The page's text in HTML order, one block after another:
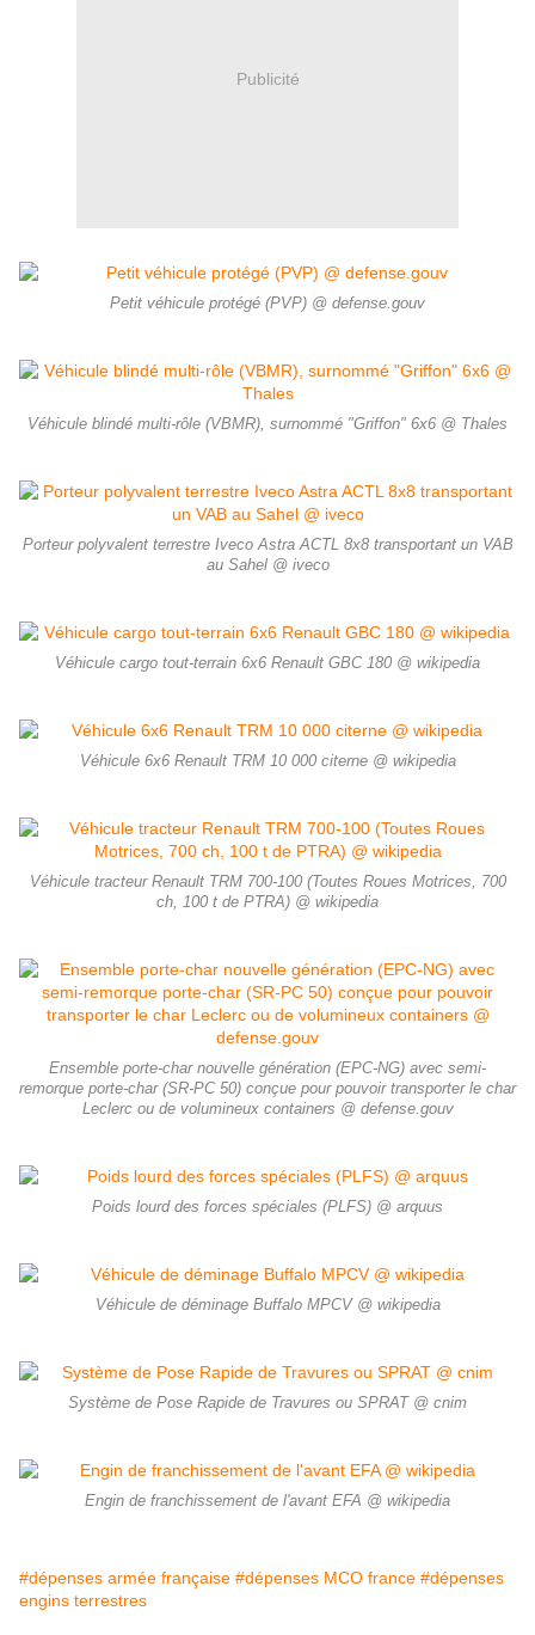
Publicité
Petit véhicule protégé (PVP) @ defense.gouv
Véhicule blindé multi-rôle (VBMR), surnommé "Griffon" 6x6 @ Thales
Porteur polyvalent terrestre Iveco Astra ACTL 8x8 transportant un VAB
au Sahel @ iveco
Véhicule cargo tout-terrain 6x6 Renault GBC 180 @ wikipedia
Véhicule 6x6 Renault TRM 10 000 citerne @ wikipedia
Véhicule tracteur Renault TRM 700-100 (Toutes Roues Motrices, 700
ch, 100 t de PTRA) @ wikipedia
Ensemble porte-char nouvelle génération (EPC-NG) avec semi-
remorque porte-char (SR-PC 50) conçue pour pouvoir transporter le char
Leclerc ou de volumineux containers @ defense.gouv
Poids lourd des forces spéciales (PLFS) @ arquus
Véhicule de déminage Buffalo MPCV @ wikipedia
Système de Pose Rapide de Travures ou SPRAT @ cnim
Engin de franchissement de l'avant EFA @ wikipedia
#dépenses armée française #dépenses MCO france #dépenses
engins terrestres